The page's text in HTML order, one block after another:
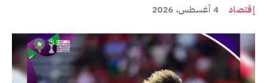
إقتصاد 4 أغسطس، 2026